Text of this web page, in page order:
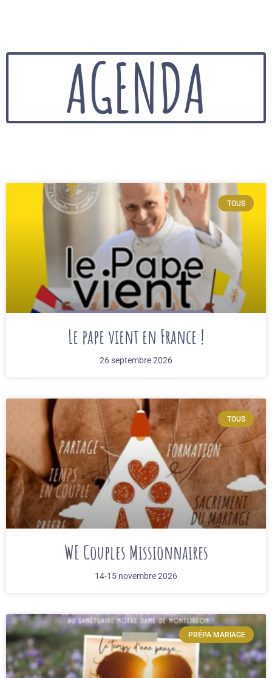
AGENDA
TOUS
Le pape vient en France !
26 septembre 2026
TOUS
WE Couples Missionnaires
14-15 novembre 2026
PRÉPA MARIAGE